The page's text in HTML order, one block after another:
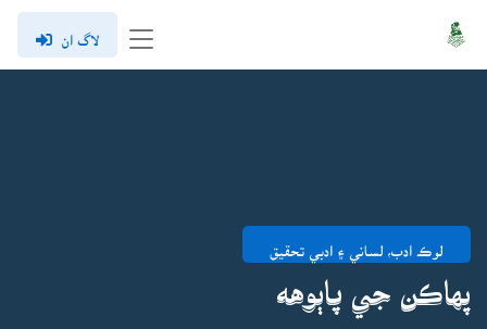
لاگ ان
لوڪ ادب، لساني ۽ ادبي تحقيق
پهاڪن جي پاٻوهه